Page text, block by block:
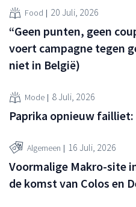
Food 20 Juli, 2026
“Geen punten, geen
voert campagne tegen
niet in België)
Mode 8 Juli, 2026
Paprika opnieuw
Algemeen 16 Juli, 2026
Voormalige Makro-site
de komst van Colos en